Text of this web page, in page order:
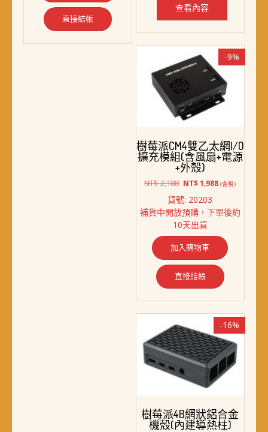
直接結帳
查看內容
-9%
樹莓派CM4雙乙太網I/O
擴充模組(含風扇+電源
+外殼)
NT$2,188 原
價
格：
NT$ 2,188。
NT$1,988目
格：
(含稅)
貨號: 20203
補貨中開放預購，下單後約
10天出貨
加入購物車
直接結帳
-16%
樹莓派4B網狀鋁合金
機殼(內建導熱柱)